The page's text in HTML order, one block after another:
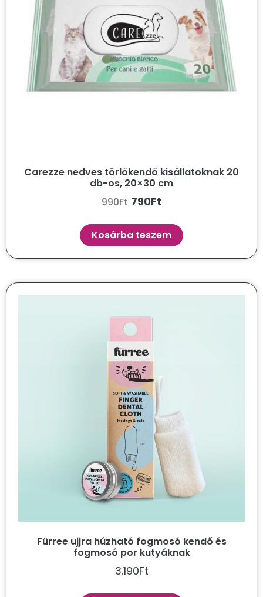
Carezze nedves törlőkendő kisállatoknak 20
db-os, 20×30 cm
990Ft 790Ft
Kosárba teszem
Fürree ujjra húzható fogmosó kendő és
fogmosó por kutyáknak
3.190Ft